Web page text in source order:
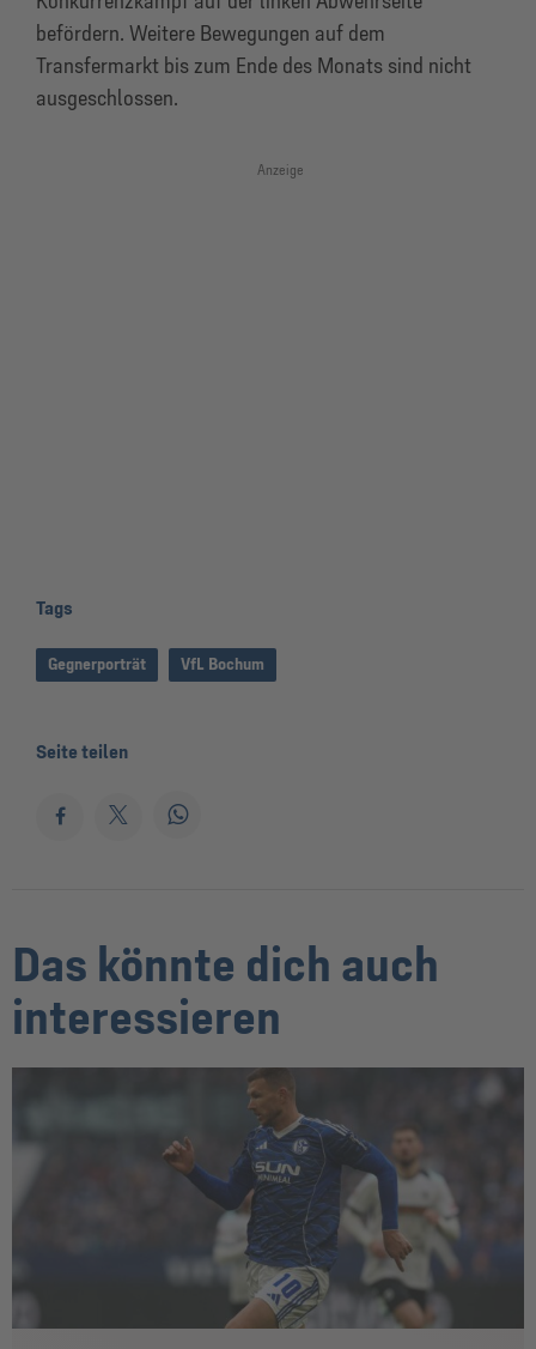
befördern. Weitere Bewegungen auf dem
Transfermarkt bis zum Ende des Monats sind nicht
ausgeschlossen.
Anzeige
Tags
Gegnerporträt VfL Bochum
Seite teilen
Das könnte dich auch
interessieren